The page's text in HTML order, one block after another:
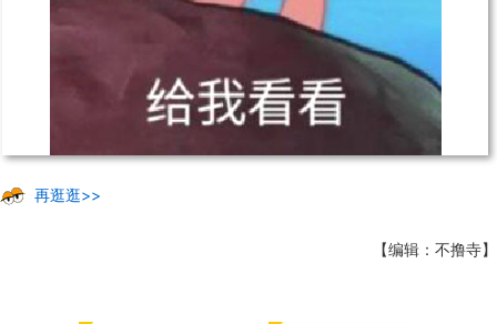
再逛逛>>
【编辑：不撸寺】